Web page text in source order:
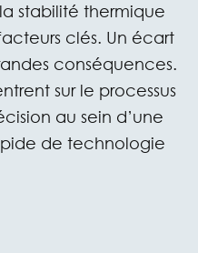
stabilité thermique
clés. Un écart
conséquences.
sur le processus
au sein d’une
de technologie